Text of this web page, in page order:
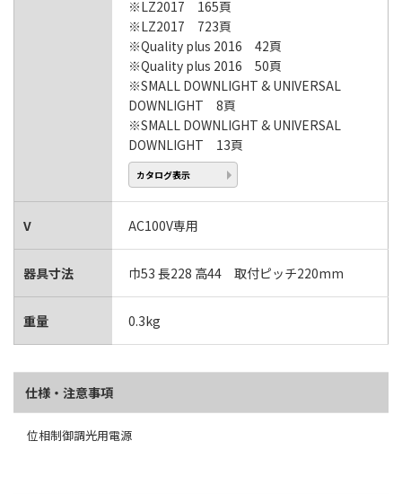
※LZ2017 165頁
※LZ2017 723頁
※Quality plus 2016 42頁
※Quality plus 2016 50頁
※SMALL DOWNLIGHT & UNIVERSAL
DOWNLIGHT 8頁
※SMALL DOWNLIGHT & UNIVERSAL
DOWNLIGHT 13頁
カタログ表示
V AC100V専用
器具寸法 巾53 長228 高44 取付ピッチ220mm
重量 0.3kg
仕様・注意事項
位相制御調光用電源